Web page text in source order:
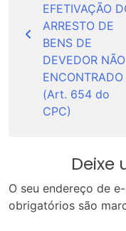
EFETIVAÇÃO
ARRESTO DE
BENS DE
DEVEDOR NÃO
ENCONTRADO
(Art. 654 do
CPC)
Deixe
O seu endereço de
obrigatórios são